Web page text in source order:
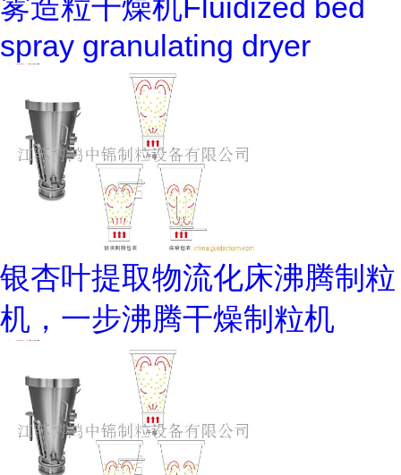
雾造粒干燥机Fluidized bed
spray granulating dryer
银杏叶提取物流化床沸腾制粒
机，一步沸腾干燥制粒机